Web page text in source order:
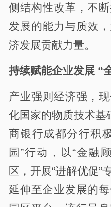
侧结构性改革，不
发展的能力与质效
济发展贡献力量。
持续赋能企业发展 “
产业强则经济强，
化国家的物质技术基
商银行成都分行积
园”行动，以“金融
区，开展“进解优促”
延伸至企业发展的